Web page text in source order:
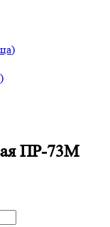
ПР-73М